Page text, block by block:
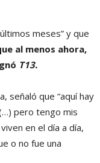
meses” y que
al menos ahora,
T13.
señaló que “aquí hay
pero tengo mis
en el día a día,
o no fue una